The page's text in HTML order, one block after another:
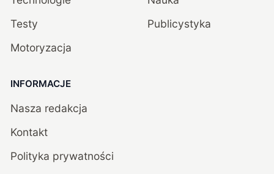
Testy
Motoryzacja
Publicystyka
INFORMACJE
Nasza redakcja
Kontakt
Polityka prywatności